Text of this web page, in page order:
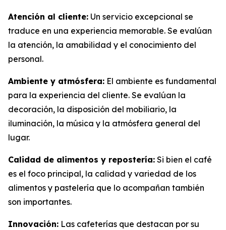
Atención al cliente: Un servicio excepcional se
traduce en una experiencia memorable. Se evalúan
la atención, la amabilidad y el conocimiento del
personal.
Ambiente y atmósfera: El ambiente es fundamental
para la experiencia del cliente. Se evalúan la
decoración, la disposición del mobiliario, la
iluminación, la música y la atmósfera general del
lugar.
Calidad de alimentos y repostería: Si bien el café
es el foco principal, la calidad y variedad de los
alimentos y pastelería que lo acompañan también
son importantes.
Innovación: Las cafeterías que destacan por su